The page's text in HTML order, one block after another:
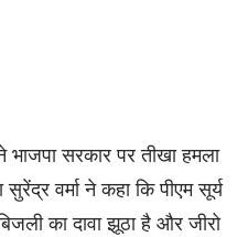
सरकार पर तीखा हमला
वर्मा ने कहा कि पीएम सूर्य
का दावा झूठा है और जीरो